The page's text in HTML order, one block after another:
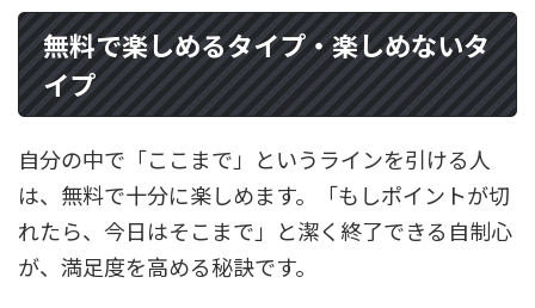
無料で楽しめるタイプ・楽しめないタ
イプ
自分の中で「ここまで」というラインを引ける人
は、無料で十分に楽しめます。「もしポイントが切
れたら、今日はそこまで」と潔く終了できる自制心
が、満足度を高める秘訣です。